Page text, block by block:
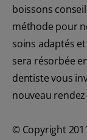
boissons
méthode pour
soins adaptés
sera résorbée
dentiste vous
nouveau
© Copyright